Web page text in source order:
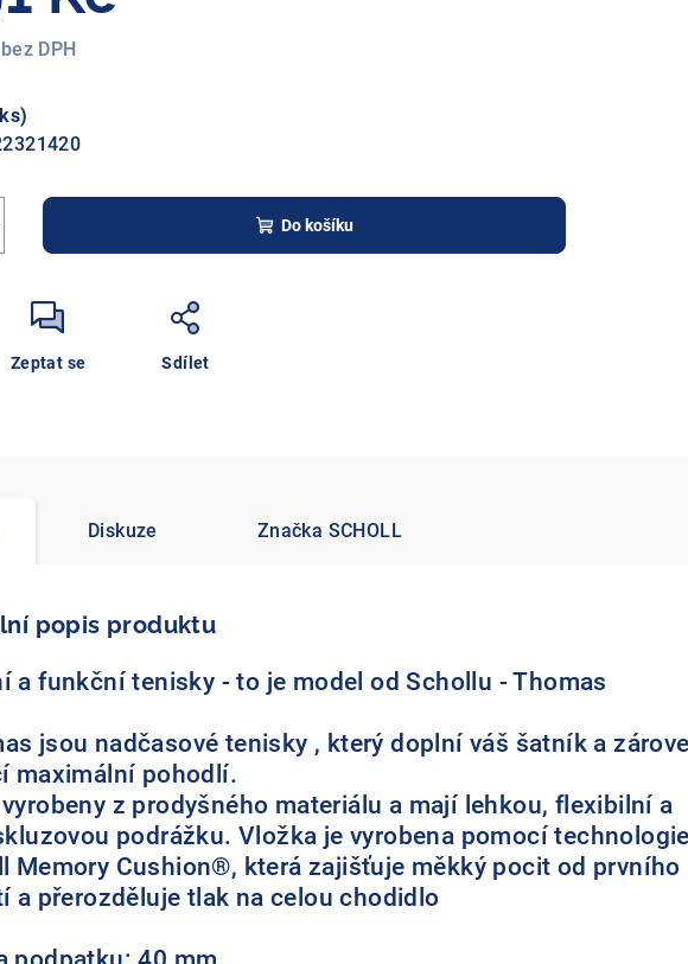
DPH
Do košíku
Zeptat se Sdílet
Diskuze Značka SCHOLL
popis produktu
a funkční tenisky - to je model od Schollu - Thomas
jsou nadčasové tenisky , který doplní váš šatník a
maximální pohodlí.
z prodyšného materiálu a mají lehkou, flexibilní a
podrážku. Vložka je vyrobena pomocí
Memory Cushion®, která zajišťuje měkký pocit od prvního
a přerozděluje tlak na celou chodidlo